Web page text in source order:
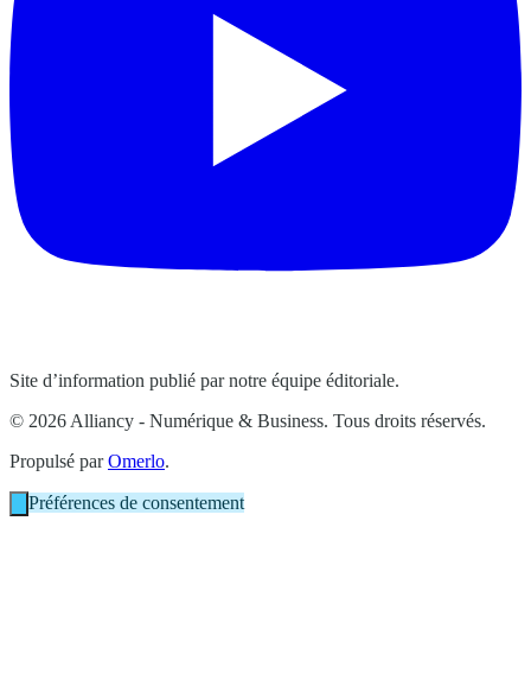
Site d’information publié par notre équipe éditoriale.
© 2026 Alliancy - Numérique & Business. Tous droits réservés.
Propulsé parOmerlo.
Préférences de consentement